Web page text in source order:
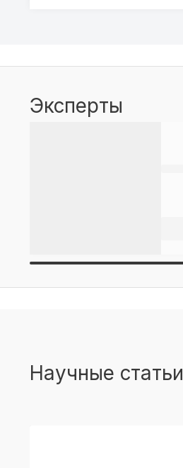
Эксперты
Научные статьи